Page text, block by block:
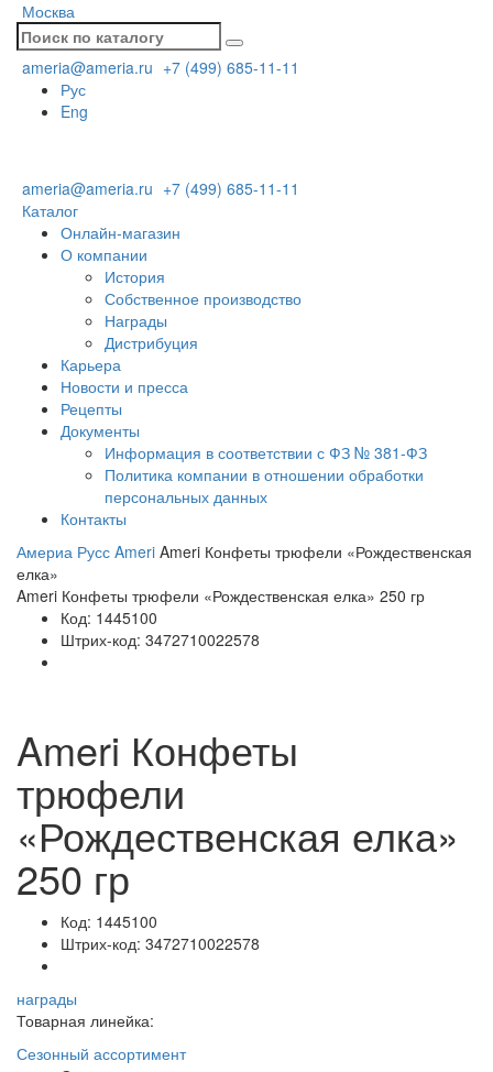
Москва
ameria@ameria.ru +7 (499) 685-11-11
Рус
Eng
ameria@ameria.ru +7 (499) 685-11-11
Каталог
Онлайн-магазин
О компании
История
Собственное производство
Награды
Дистрибуция
Карьера
Новости и пресса
Рецепты
Документы
Информация в соответствии с ФЗ № 381-ФЗ
Политика компании в отношении обработки
персональных данных
Контакты
Америа Русс Ameri Ameri Конфеты трюфели «Рождественская
елка»
Ameri Конфеты трюфели «Рождественская елка» 250 гр
Код: 1445100
Штрих-код: 3472710022578
Ameri Конфеты
трюфели
«Рождественская елка»
250 гр
Код: 1445100
Штрих-код: 3472710022578
награды
Товарная линейка:
Сезонный ассортимент